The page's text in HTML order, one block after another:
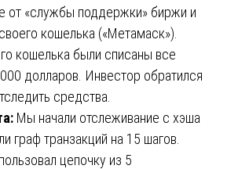
от «службы поддержки» биржи и
кошелька («Метамаск»).
кошелька были списаны все
долларов. Инвестор обратился
средства.
Мы начали отслеживание с хэша
граф транзакций на 15 шагов.
цепочку из 5